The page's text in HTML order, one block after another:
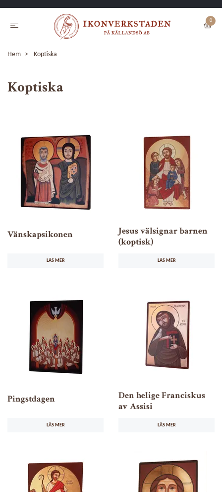
0
Hem Koptiska
Koptiska
Vänskapsikonen
LÄS MER
Jesus välsignar barnen
(koptisk)
LÄS MER
Pingstdagen
LÄS MER
Den helige Franciskus
av Assisi
LÄS MER